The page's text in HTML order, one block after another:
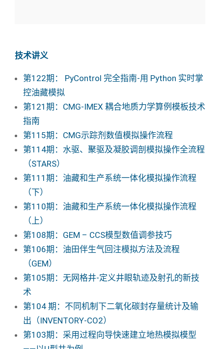
技术讲义
第122期： PyControl 完全指南-用 Python 实时掌
控油藏模拟
第121期：CMG-IMEX 耦合地质力学算例模板技术
指南
第115期：CMG示踪剂数值模拟操作流程
第114期：水驱、聚驱及凝胶调剖模拟操作全流程
（STARS）
第111期：油藏和生产系统一体化模拟操作流程
（下）
第110期：油藏和生产系统一体化模拟操作流程
（上）
第108期：GEM – CCS模型数值调参技巧
第106期：油田伴生气回注模拟方法及流程
（GEM）
第105期：无网格井-定义井眼轨迹及射孔的新技
术
第104 期：不同机制下二氧化碳封存量统计及输
出（INVENTORY-CO2）
第103期：采用过程向导快速建立地热模拟模型